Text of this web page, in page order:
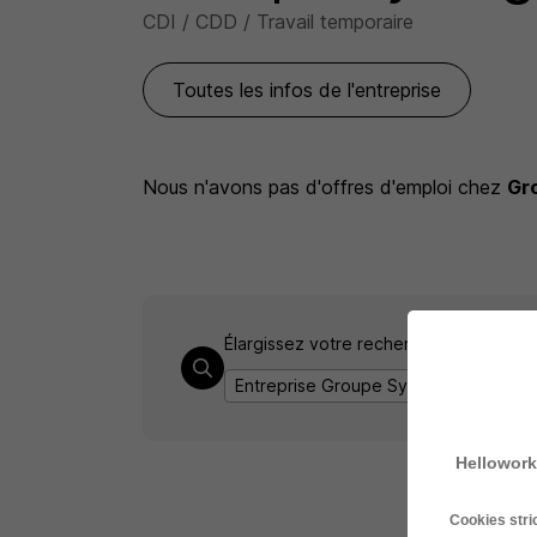
CDI / CDD / Travail temporaire
Toutes les infos de l'entreprise
Nous n'avons pas d'offres d'emploi chez
Élargissez votre recherche chez
Entreprise Groupe Synergie
Cookies